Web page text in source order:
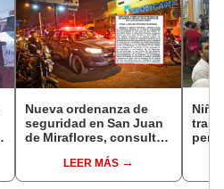
Nueva ordenanza de
seguridad en San Juan
de Miraflores, consulta
lo que debes saber
LEER MÁS
Niño
tras